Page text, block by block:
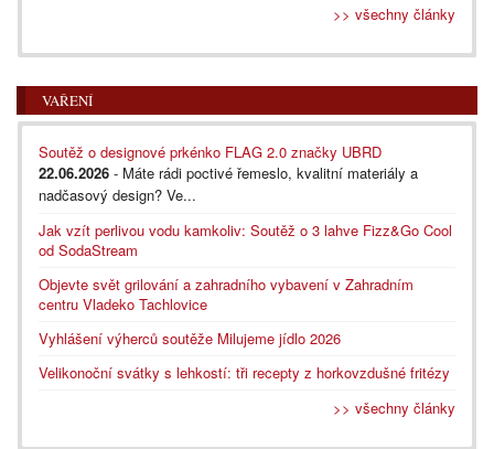
>> všechny články
VAŘENÍ
Soutěž o designové prkénko FLAG 2.0 značky UBRD
22.06.2026 - Máte rádi poctivé řemeslo, kvalitní materiály a
nadčasový design? Ve...
Jak vzít perlivou vodu kamkoliv: Soutěž o 3 lahve Fizz&Go Cool
od SodaStream
Objevte svět grilování a zahradního vybavení v Zahradním
centru Vladeko Tachlovice
Vyhlášení výherců soutěže Milujeme jídlo 2026
Velikonoční svátky s lehkostí: tři recepty z horkovzdušné fritézy
>> všechny články